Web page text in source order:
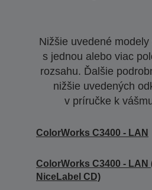
Nižšie uvedené
s jednou alebo viac
rozsahu. Ďalšie
nižšie uvedených
v príručke k
ColorWorks C3400 - LAN
ColorWorks C3400 - LAN
NiceLabel CD)